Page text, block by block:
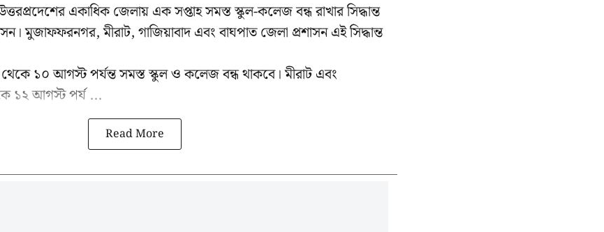
একাধিক জেলায় এক সপ্তাহ সমস্ত স্কুল-কলেজ বন্ধ রাখার সিদ্ধান্ত
মুজাফফরনগর, মীরাট, গাজিয়াবাদ এবং বাঘপাত জেলা প্রশাসন এই সিদ্ধান্ত
১০ আগস্ট পর্যন্ত সমস্ত স্কুল ও কলেজ বন্ধ থাকবে। মীরাট এবং
১২ আগস্ট পর্য ...
Read More